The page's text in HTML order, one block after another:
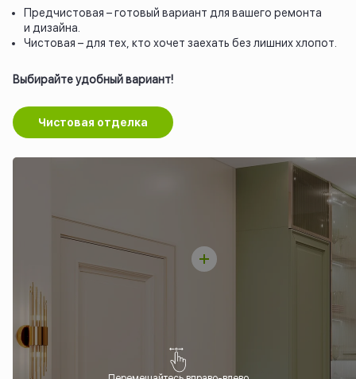
Предчистовая – готовый вариант для вашего ремонта
и дизайна.
Чистовая – для тех, кто хочет заехать без лишних хлопот.
Выбирайте удобный вариант!
Чистовая отделка